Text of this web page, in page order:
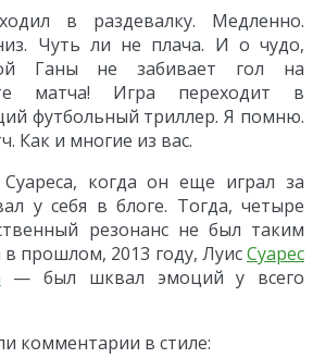
в раздевалку. Медленно.
Чуть ли не плача. И о чудо,
Ганы не забивает гол на
матча! Игра переходит в
футбольный триллер. Я помню.
Как и многие из вас.
когда он еще играл за
у себя в блоге. Тогда, четыре
резонанс не был таким
прошлом, 2013 году, ЛуисСуарес
— был шквал эмоций у всего
комментарии в стиле: